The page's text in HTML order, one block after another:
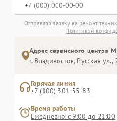
Отправляя заявку на ремонт
Политикой
Адрес сервисного центра
г. Владивосток, Русская ул.,
Горячая линия
+7 (800) 301-55-83
Время работы
Ежедневно с 9:00 до 21:00